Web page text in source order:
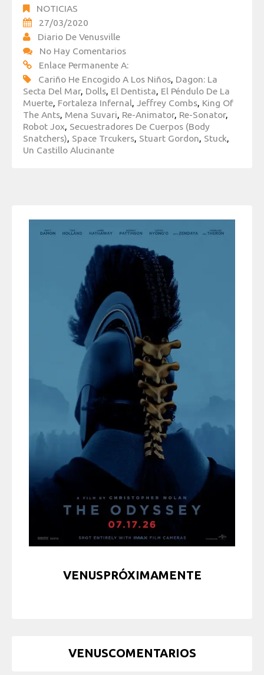
NOTICIAS
27/03/2020
Diario De Venusville
No Hay Comentarios
Enlace Permanente A:
Cariño He Encogido A Los Niños, Dagon: La
Secta Del Mar, Dolls, El Dentista, El Péndulo De La
Muerte, Fortaleza Infernal, Jeffrey Combs, King Of
The Ants, Mena Suvari, Re-Animator, Re-Sonator,
Robot Jox, Secuestradores De Cuerpos (Body
Snatchers), Space Trcukers, Stuart Gordon, Stuck,
Un Castillo Alucinante
VENUSPRÓXIMAMENTE
VENUSCOMENTARIOS